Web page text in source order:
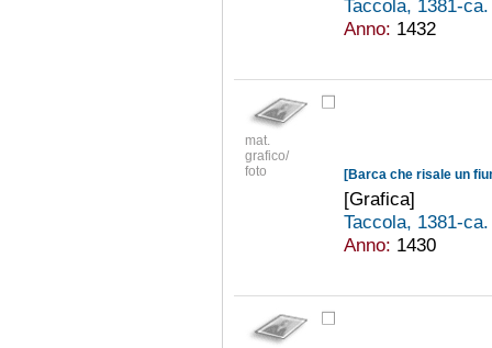
Taccola, 1381-
Anno: 1432
mat.
grafico/
foto
[Barca che risale un
[Grafica]
Taccola, 1381-
Anno: 1430